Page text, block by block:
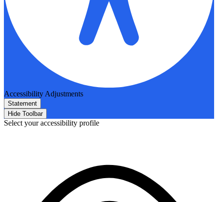
Accessibility Adjustments
Statement
Hide Toolbar
Select your accessibility profile